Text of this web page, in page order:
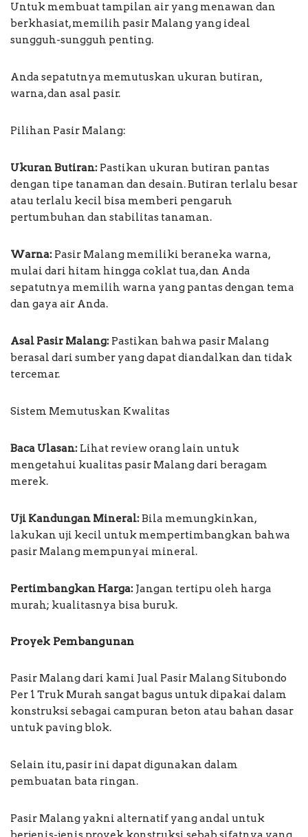
Untuk membuat tampilan air yang menawan dan
berkhasiat, memilih pasir Malang yang ideal
sungguh-sungguh penting.
Anda sepatutnya memutuskan ukuran butiran,
warna, dan asal pasir.
Pilihan Pasir Malang:
Ukuran Butiran: Pastikan ukuran butiran pantas
dengan tipe tanaman dan desain. Butiran terlalu besar
atau terlalu kecil bisa memberi pengaruh
pertumbuhan dan stabilitas tanaman.
Warna: Pasir Malang memiliki beraneka warna,
mulai dari hitam hingga coklat tua, dan Anda
sepatutnya memilih warna yang pantas dengan tema
dan gaya air Anda.
Asal Pasir Malang: Pastikan bahwa pasir Malang
berasal dari sumber yang dapat diandalkan dan tidak
tercemar.
Sistem Memutuskan Kwalitas
Baca Ulasan: Lihat review orang lain untuk
mengetahui kualitas pasir Malang dari beragam
merek.
Uji Kandungan Mineral:Bila memungkinkan,
lakukan uji kecil untuk mempertimbangkan bahwa
pasir Malang mempunyai mineral.
Pertimbangkan Harga: Jangan tertipu oleh harga
murah; kualitasnya bisa buruk.
Proyek Pembangunan
Pasir Malang dari kami Jual Pasir Malang Situbondo
Per 1 Truk Murah sangat bagus untuk dipakai dalam
konstruksi sebagai campuran beton atau bahan dasar
untuk paving blok.
Selain itu, pasir ini dapat digunakan dalam
pembuatan bata ringan.
Pasir Malang yakni alternatif yang andal untuk